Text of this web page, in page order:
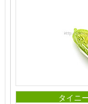
タイニ